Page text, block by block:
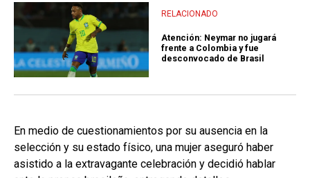
RELACIONADO
Atención: Neymar no jugará
frente a Colombia y fue
desconvocado de Brasil
En medio de cuestionamientos por su ausencia en la
selección y su estado físico, una mujer aseguró haber
asistido a la extravagante celebración y decidió hablar